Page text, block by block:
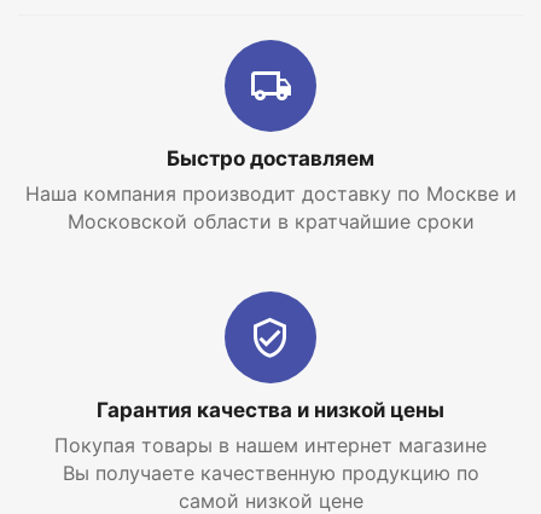
Быстро доставляем
Наша компания производит доставку по Москве и
Московской области в кратчайшие сроки
Гарантия качества и низкой цены
Покупая товары в нашем интернет магазине
Вы получаете качественную продукцию по
самой низкой цене